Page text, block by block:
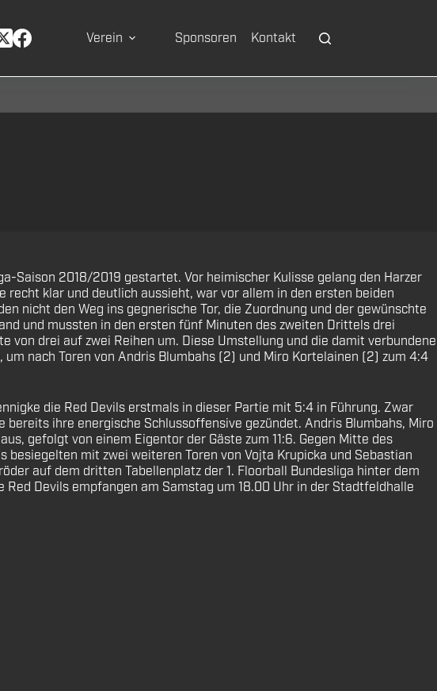
Verein Sponsoren Kontakt
Saison 2018/2019 gestartet. Vor heimischer Kulisse gelang den Harzer
recht klar und deutlich aussieht, war vor allem in den ersten beiden
nicht den Weg ins gegnerische Tor, die Zuordnung und der gewünschte
und mussten in den ersten fünf Minuten des zweiten Drittels drei
von drei auf zwei Reihen um. Diese Umstellung und die damit verbundene
nach Toren von Andris Blumbahs (2) und Miro Kortelainen (2) zum 4:4
die Red Devils erstmals in dieser Partie mit 5:4 in Führung. Zwar
ihre energische Schlussoffensive gezündet. Andris Blumbahs, Miro
gefolgt von einem Eigentor der Gäste zum 11:6. Gegen Mitte des
mit zwei weiteren Toren von Vojta Krupicka und Sebastian
auf dem dritten Tabellenplatz der 1. Floorball Bundesliga hinter dem
Devils empfangen am Samstag um 18.00 Uhr in der Stadtfeldhalle